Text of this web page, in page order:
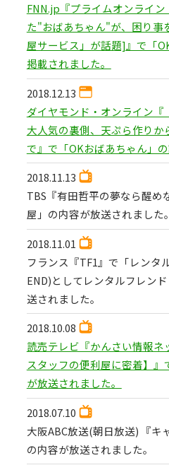
FNN.jp『プライムオンライ
た"おばあちゃん"が、困り事
屋サービス」が話題]』で「
掲載されました。
2018.12.13
ダイヤモンド・オンライン『
大人気の裏側、天ぷら作りか
で』で「OKおばあちゃん」
2018.11.13
TBS『有田哲平の夢なら醒め
屋」の内容が放送されました。
2018.11.01
フランス『TF1』で「レンタ
END)としてレンタルフレン
送されました。
2018.10.08
読売テレビ『かんさい情報
スタッフの便利屋に密着】
が放送されました。
2018.07.10
大阪ABC放送(朝日放送) 『キ
の内容が放送されました。